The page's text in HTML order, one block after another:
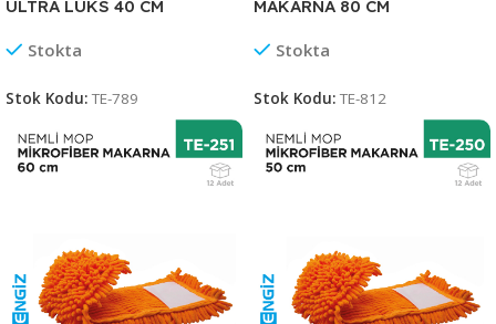
ULTRA LÜKS 40 CM
Stokta
Stok Kodu: TE-789
MAKARNA 80 CM
Stokta
Stok Kodu: TE-812